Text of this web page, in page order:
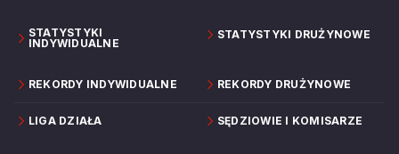
STATYSTYKI
INDYWIDUALNE
STATYSTYKI DRUŻYNOWE
REKORDY INDYWIDUALNE REKORDY DRUŻYNOWE
LIGA DZIAŁA SĘDZIOWIE I KOMISARZE